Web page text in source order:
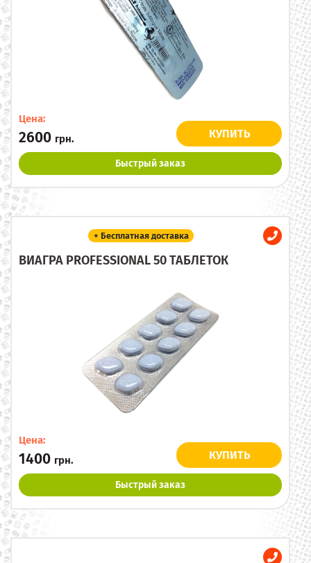
Цена:
2600 грн. КУПИТЬ
Быстрый заказ
+ Бесплатная доставка
ВИАГРА PROFESSIONAL 50 ТАБЛЕТОК
Цена:
1400 грн. КУПИТЬ
Быстрый заказ